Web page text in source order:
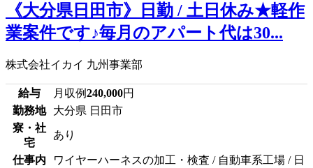
《大分県日田市》日勤 / 土日休み★軽作
業案件です♪毎月のアパート代は30...
株式会社イカイ 九州事業部
給与 月収例240,000円
勤務地
大分県 日田市
寮・社
宅
あり
仕事内
ワイヤーハーネスの加工・検査 / 自動車系工場 / 日